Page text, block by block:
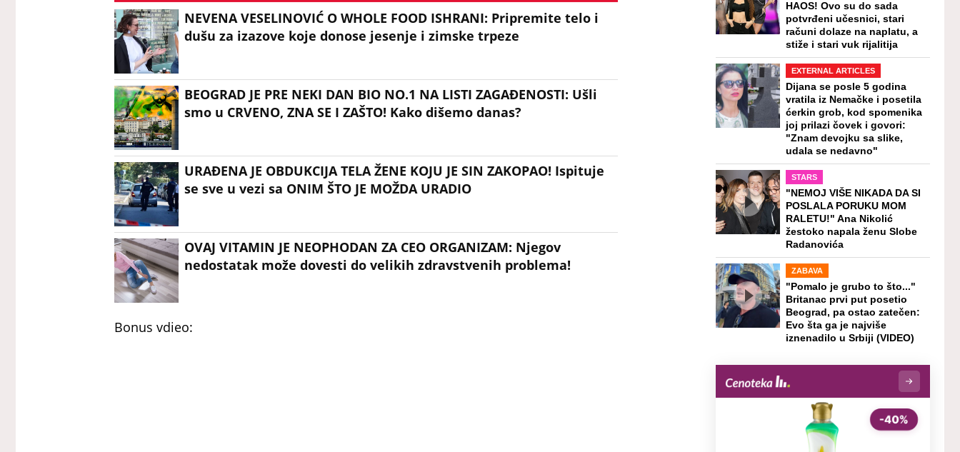
NEVENA VESELINOVIĆ O WHOLE FOOD ISHRANI: Pripremite telo i
dušu za izazove koje donose jesenje i zimske trpeze
BEOGRAD JE PRE NEKI DAN BIO NO.1 NA LISTI ZAGAĐENOSTI: Ušli
smo u CRVENO, ZNA SE I ZAŠTO! Kako dišemo danas?
URAĐENA JE OBDUKCIJA TELA ŽENE KOJU JE SIN ZAKOPAO! Ispituje
se sve u vezi sa ONIM ŠTO JE MOŽDA URADIO
OVAJ VITAMIN JE NEOPHODAN ZA CEO ORGANIZAM: Njegov
nedostatak može dovesti do velikih zdravstvenih problema!
Bonus vdieo:
HAOS! Ovo su do sada
potvrđeni učesnici, stari
računi dolaze na naplatu, a
stiže i stari vuk rijalitija
EXTERNAL ARTICLES
Dijana se posle 5 godina
vratila iz Nemačke i posetila
ćerkin grob, kod spomenika
joj prilazi čovek i govori:
"Znam devojku sa slike,
udala se nedavno"
STARS
"NEMOJ VIŠE NIKADA DA SI
POSLALA PORUKU MOM
RALETU!" Ana Nikolić
žestoko napala ženu Slobe
Radanovića
ZABAVA
"Pomalo je grubo to što..."
Britanac prvi put posetio
Beograd, pa ostao zatečen:
Evo šta ga je najviše
iznenadilo u Srbiji (VIDEO)